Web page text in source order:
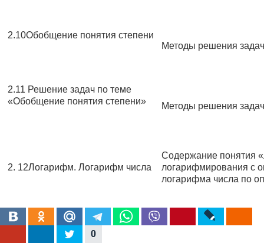
2.10Обобщение понятия степени
Методы решения
2.11 Решение задач по теме
«Обобщение понятия степени»
Методы решения
2. 12Логарифм. Логарифм числа
Содержание понятия
логарифмирования с
логарифма числа по
2.13Десятичный логарифм.
Содержание понятия
применения
0